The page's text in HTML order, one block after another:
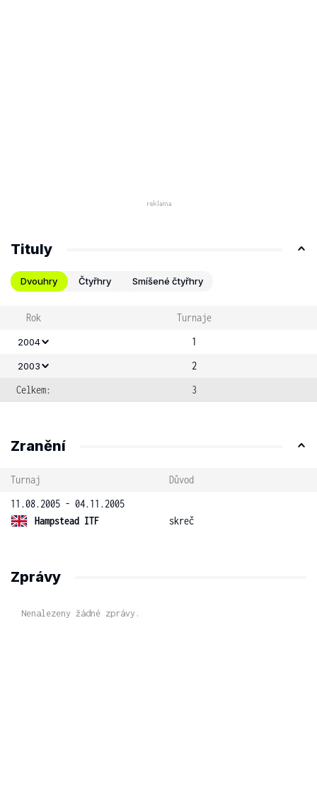
Tituly
Dvouhry Čtyřhry Smíšené čtyřhry
Rok Turnaje
2004 1
2003
2
Celkem:
3
Zranění
Turnaj
Důvod
11.08.2005 - 04.11.2005
Hampstead ITF
skreč
Zprávy
Nenalezeny žádné zprávy.